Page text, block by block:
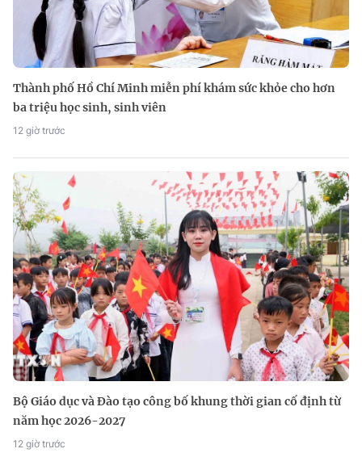
Thành phố Hồ Chí Minh miễn phí khám sức khỏe cho hơn
ba triệu học sinh, sinh viên
12 giờ trước
Bộ Giáo dục và Đào tạo công bố khung thời gian cố định từ
năm học 2026-2027
12 giờ trước